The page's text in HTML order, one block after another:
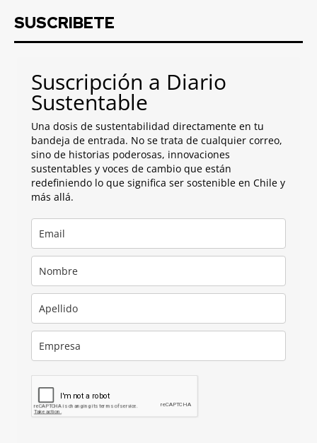
SUSCRIBETE
Suscripción a Diario
Sustentable
Una dosis de sustentabilidad directamente en tu
bandeja de entrada. No se trata de cualquier correo,
sino de historias poderosas, innovaciones
sustentables y voces de cambio que están
redefiniendo lo que significa ser sostenible en Chile y
más allá.